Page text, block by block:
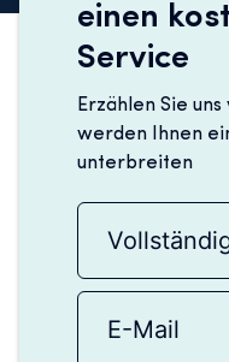
einen
Service
Erzählen Sie
werden Ihnen
unterbreiten